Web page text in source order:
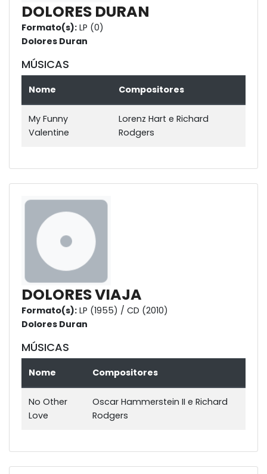
DOLORES DURAN
Formato(s): LP (0)
Dolores Duran
MÚSICAS
Nome Compositores
My Funny
Valentine
Lorenz Hart e Richard
Rodgers
DOLORES VIAJA
Formato(s): LP (1955) / CD (2010)
Dolores Duran
MÚSICAS
Nome Compositores
No Other
Love
Oscar Hammerstein II e Richard
Rodgers